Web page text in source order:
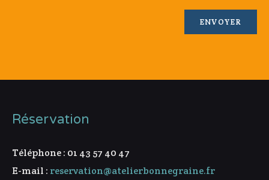
Réservation
Téléphone : 01 43 57 40 47
E-mail : reservation@atelierbonnegraine.fr